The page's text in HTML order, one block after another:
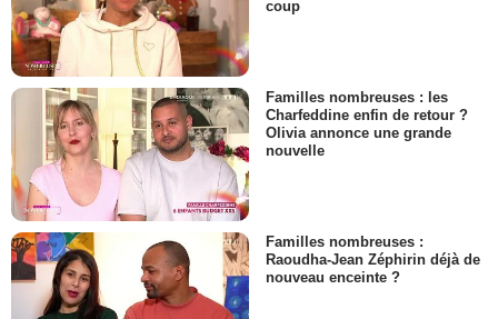
coup
Familles nombreuses : les
Charfeddine enfin de retour ?
Olivia annonce une grande
nouvelle
Familles nombreuses :
Raoudha-Jean Zéphirin déjà de
nouveau enceinte ?